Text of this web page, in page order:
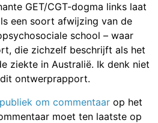
GET/CGT-dogma links laat
een soort afwijzing van de
school – waar
die zichzelf beschrijft als het
ziekte in Australië. Ik denk niet
ontwerprapport.
om commentaar op het
moet ten laatste op